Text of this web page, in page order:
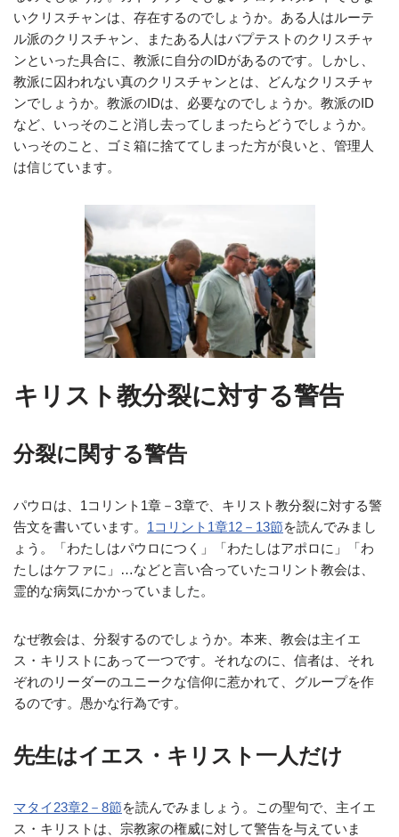
いクリスチャンは、存在するのでしょうか。ある人はルーテ
ル派のクリスチャン、またある人はバプテストのクリスチャ
ンといった具合に、教派に自分のIDがあるのです。しかし、
教派に囚われない真のクリスチャンとは、どんなクリスチャ
ンでしょうか。教派のIDは、必要なのでしょうか。教派のID
など、いっそのこと消し去ってしまったらどうでしょうか。
いっそのこと、ゴミ箱に捨ててしまった方が良いと、管理人
は信じています。
キリスト教分裂に対する警告
分裂に関する警告
パウロは、1コリント1章－3章で、キリスト教分裂に対する警
告文を書いています。 1コリント1章12－13節を読んでみまし
ょう。「わたしはパウロにつく」「わたしはアポロに」「わ
たしはケファに」…などと言い合っていたコリント教会は、
霊的な病気にかかっていました。
なぜ教会は、分裂するのでしょうか。本来、教会は主イエ
ス・キリストにあって一つです。それなのに、信者は、それ
ぞれのリーダーのユニークな信仰に惹かれて、グループを作
るのです。愚かな行為です。
先生はイエス・キリスト一人だけ
マタイ23章2－8節を読んでみましょう。この聖句で、主イエ
ス・キリストは、宗教家の権威に対して警告を与えていま